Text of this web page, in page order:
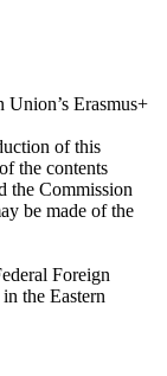
Erasmus+
of this
the contents
the Commission
be made of the
Foreign
the Eastern